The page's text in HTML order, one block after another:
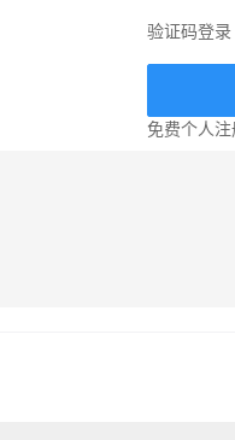
验证码登录
免费个人注